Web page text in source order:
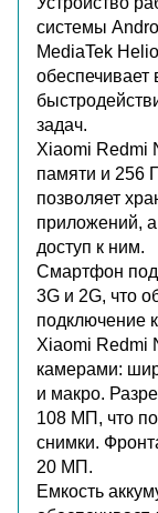
системы
MediaTek
обеспечивает
задач.
Xiaomi Redmi
памяти и 256
позволяет
приложений,
доступ к ним.
Смартфон
3G и 2G, что
подключение
Xiaomi Redmi
камерами:
и макро.
108 МП, что
снимки.
20 МП.
Емкость